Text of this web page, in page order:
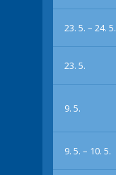
23. 5. – 24. 5.
23. 5.
9. 5.
9. 5. – 10. 5.